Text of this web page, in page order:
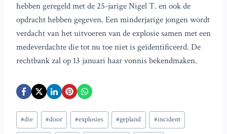
hebben geregeld met de 25-jarige Nigel T. en ook de
opdracht hebben gegeven. Een minderjarige jongen wordt
verdacht van het uitvoeren van de explosie samen met een
medeverdachte die tot nu toe niet is geïdentificeerd. De
rechtbank zal op 13 januari haar vonnis bekendmaken.
Bericht
tags:
#die #door #explosies #gepland #incident